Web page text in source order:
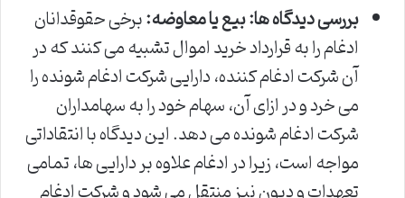
بررسی دیدگاه ها: بیع یا معاوضه:برخی حقوقدانان
ادغام را به قرارداد خرید اموال تشبیه می کنند که در
آن شرکت ادغام کننده، دارایی شرکت ادغام شونده را
می خرد و در ازای آن، سهام خود را به سهامداران
شرکت ادغام شونده می دهد. این دیدگاه با انتقاداتی
مواجه است، زیرا در ادغام علاوه بر دارایی ها، تمامی